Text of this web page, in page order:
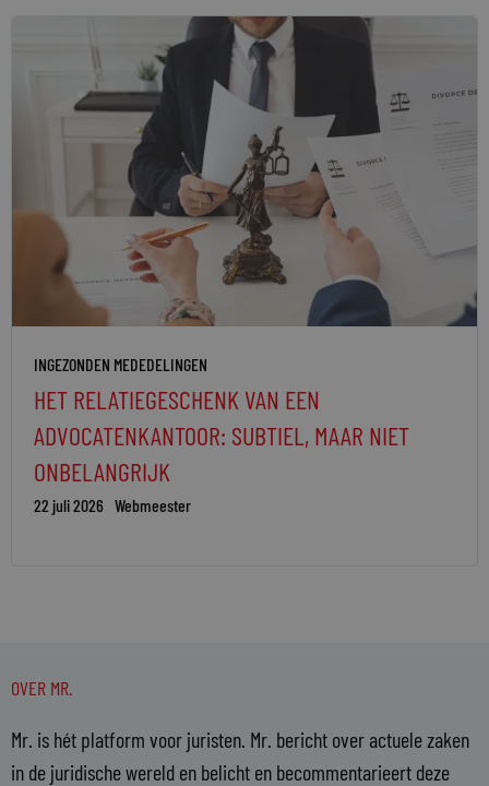
INGEZONDEN MEDEDELINGEN
HET RELATIEGESCHENK VAN EEN
ADVOCATENKANTOOR: SUBTIEL, MAAR NIET
ONBELANGRIJK
22 juli 2026 Webmeester
OVER MR.
Mr. is hét platform voor juristen. Mr. bericht over actuele zaken
in de juridische wereld en belicht en becommentarieert deze